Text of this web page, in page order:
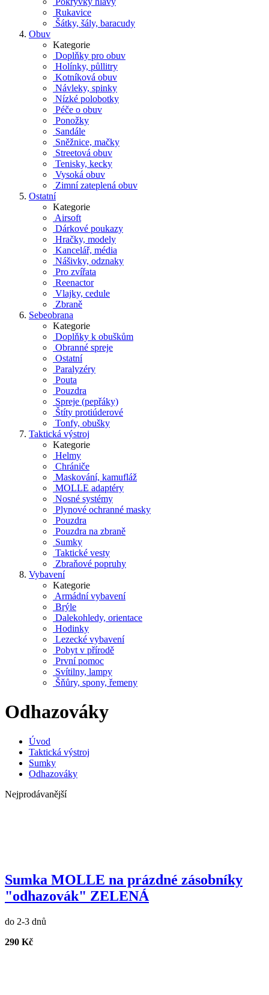
Rukavice
Šátky, šály, baracudy
Obuv
Kategorie
Doplňky pro obuv
Holínky, půllitry
Kotníková obuv
Návleky, spinky
Nízké polobotky
Péče o obuv
Ponožky
Sandále
Sněžnice, mačky
Streetová obuv
Tenisky, kecky
Vysoká obuv
Zimní zateplená obuv
Ostatní
Kategorie
Airsoft
Dárkové poukazy
Hračky, modely
Kancelář, média
Nášivky, odznaky
Pro zvířata
Reenactor
Vlajky, cedule
Zbraně
Sebeobrana
Kategorie
Doplňky k obuškům
Obranné spreje
Ostatní
Paralyzéry
Pouta
Pouzdra
Spreje (pepřáky)
Štíty protiúderové
Tonfy, obušky
Taktická výstroj
Kategorie
Helmy
Chrániče
Maskování, kamufláž
MOLLE adaptéry
Nosné systémy
Plynové ochranné masky
Pouzdra
Pouzdra na zbraně
Sumky
Taktické vesty
Zbraňové popruhy
Vybavení
Kategorie
Armádní vybavení
Brýle
Dalekohledy, orientace
Hodinky
Lezecké vybavení
Pobyt v přírodě
První pomoc
Svítilny, lampy
Šňůry, spony, řemeny
Odhazováky
Úvod
Taktická výstroj
Sumky
Odhazováky
Nejprodávanější
Sumka MOLLE na prázdné zásobníky
"odhazovák" ZELENÁ
do 2-3 dnů
290 Kč